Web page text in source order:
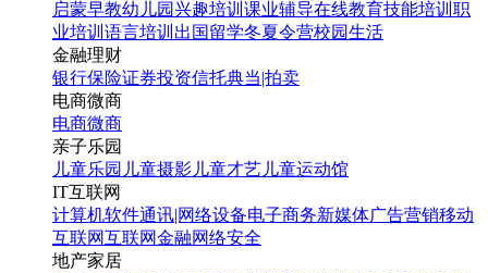
启蒙早教幼儿园 兴趣培训 课业辅导在线教育技能培训 职
业培训 语言培训 出国留学冬夏令营校园生活
金融理财
银行保险证券投资信托典当|拍卖
电商微商
电商微商
亲子乐园
儿童乐园 儿童摄影 儿童才艺 儿童运动馆
IT互联网
计算机软件通讯|网络设备电子商务新媒体广告营销移动
互联网互联网金融网络安全
地产家居